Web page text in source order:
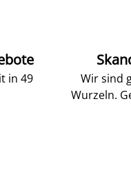
in 49
Wir sind
Wurzeln.